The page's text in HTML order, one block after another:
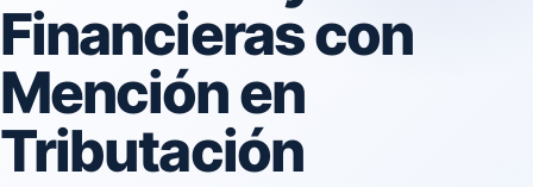
Financieras con
Mención en
Tributación